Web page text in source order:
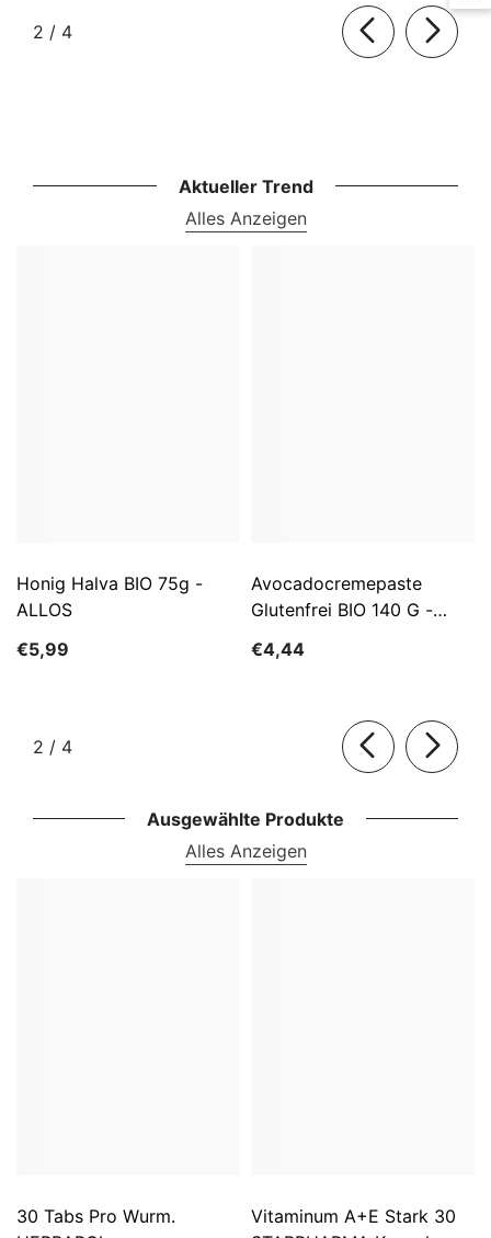
2 / von
4
Aktueller Trend
Alles Anzeigen
Honig Halva BIO 75g -
ALLOS
€5,99
Avocadocremepaste
Glutenfrei BIO 140 G -
€4,44
2 / von
4
Ausgewählte Produkte
Alles Anzeigen
30 Tabs Pro Wurm.
Vitaminum A+E Stark 30